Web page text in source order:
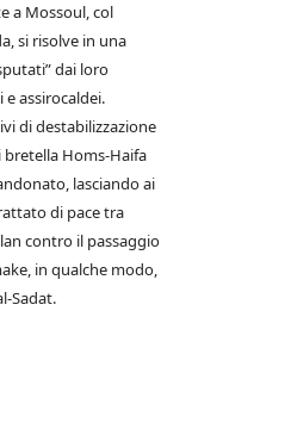
a Mossoul, col
si risolve in una
dai loro
assirocaldei.
di destabilizzazione
Homs-Haifa
lasciando ai
di pace tra
contro il passaggio
in qualche modo,
Sadat.